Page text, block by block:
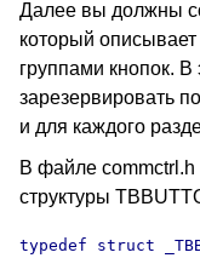
Далее вы должны
который
группами кнопок.
зарезервировать
и для каждого
В файле commctrl.h
структуры
typedef struct